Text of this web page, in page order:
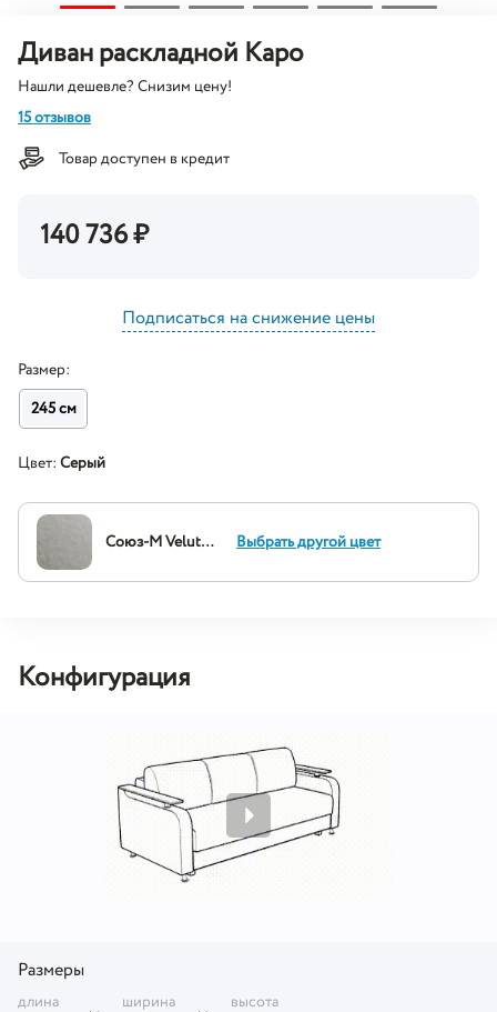
Диван раскладной Каро
Нашли дешевле? Снизим цену!
15 отзывов
Товар доступен в кредит
140 736₽
Подписаться на снижение цены
Размер:
245 см
Цвет: Серый
Союз-М Velutto 13 Выбрать другой цвет
Конфигурация
Размеры
длина
ширина высота